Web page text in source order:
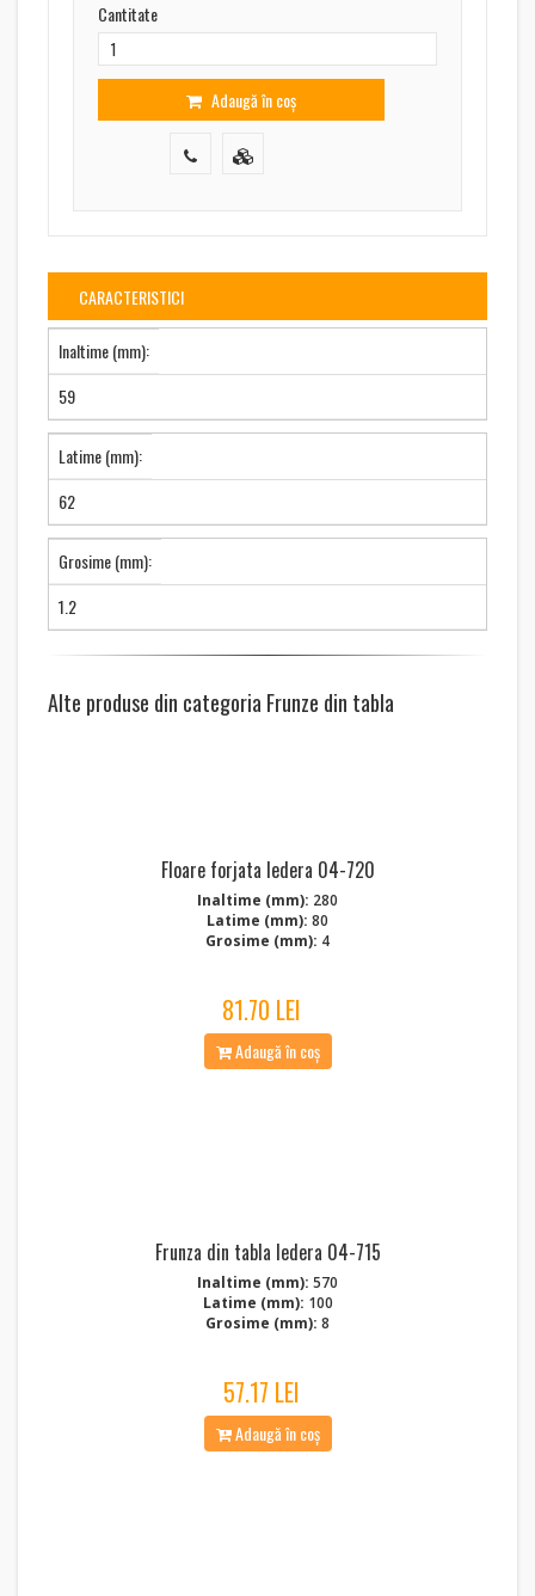
Cantitate
Adaugă în coș
CARACTERISTICI
Inaltime (mm):
59
Latime (mm):
62
Grosime (mm):
1.2
Alte produse din categoria Frunze din tabla
Floare forjata Iedera 04-720
Inaltime (mm): 280
Latime (mm): 80
Grosime (mm): 4
81.70 LEI
Adaugă în coș
Frunza din tabla Iedera 04-715
Inaltime (mm): 570
Latime (mm): 100
Grosime (mm): 8
57.17 LEI
Adaugă în coș